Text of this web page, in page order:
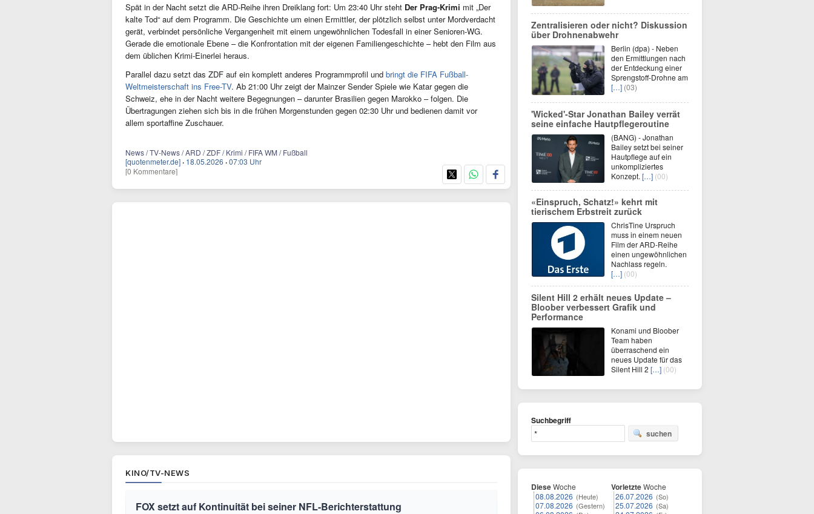
Spät in der Nacht setzt die ARD-Reihe ihren Dreiklang fort: Um 23:40 Uhr steht Der Prag-Krimi mit „Der
kalte Tod“ auf dem Programm. Die Geschichte um einen Ermittler, der plötzlich selbst unter Mordverdacht
gerät, verbindet persönliche Vergangenheit mit einem ungewöhnlichen Todesfall in einer Senioren-WG.
Gerade die emotionale Ebene – die Konfrontation mit der eigenen Familiengeschichte – hebt den Film aus
dem üblichen Krimi-Einerlei heraus.
Parallel dazu setzt das ZDF auf ein komplett anderes Programmprofil und bringt die FIFA Fußball-
Weltmeisterschaft ins Free-TV. Ab 21:00 Uhr zeigt der Mainzer Sender Spiele wie Katar gegen die
Schweiz, ehe in der Nacht weitere Begegnungen – darunter Brasilien gegen Marokko – folgen. Die
Übertragungen ziehen sich bis in die frühen Morgenstunden gegen 02:30 Uhr und bedienen damit vor
allem sportaffine Zuschauer.
News / TV-News / ARD / ZDF / Krimi / FIFA WM / Fußball
[quotenmeter.de] · 18.05.2026 ·07:03 Uhr
[0 Kommentare]
KINO/TV-NEWS
FOX setzt auf Kontinuität bei seiner NFL-Berichterstattung
Zentralisieren oder nicht? Diskussion
über Drohnenabwehr
Berlin (dpa) - Neben
den Ermittlungen nach
der Entdeckung einer
Sprengstoff-Drohne am
[…] (03)
'Wicked'-Star Jonathan Bailey verrät
seine einfache Hautpflegeroutine
(BANG) - Jonathan
Bailey setzt bei seiner
Hautpflege auf ein
unkompliziertes
Konzept. […] (00)
«Einspruch, Schatz!» kehrt mit
tierischem Erbstreit zurück
ChrisTine Urspruch
muss in einem neuen
Film der ARD-Reihe
einen ungewöhnlichen
Nachlass regeln.
[…] (00)
Silent Hill 2 erhält neues Update –
Bloober verbessert Grafik und
Performance
Konami und Bloober
Team haben
überraschend ein
neues Update für das
Silent Hill 2 […] (00)
Suchbegriff
suchen
DieseWoche
08.08.2026 (Heute)
07.08.2026 (Gestern)
VorletzteWoche
26.07.2026 (So)
25.07.2026 (Sa)